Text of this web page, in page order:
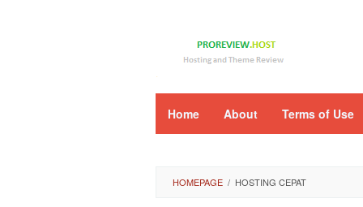
Home About Terms of Use
HOMEPAGE / HOSTING CEPAT